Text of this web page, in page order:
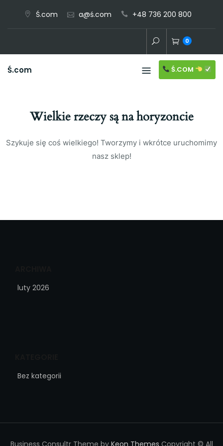
Ś.com a@ś.com +48 736 200 800
0
Ś.com Ś.COM
Wielkie rzeczy są na horyzoncie
Szykuje się coś wielkiego! Tworzymy i wkrótce uruchomimy
nasz sklep!
luty 2026
Bez kategorii
Business Consultr Theme by Keon Themes Copyright © All